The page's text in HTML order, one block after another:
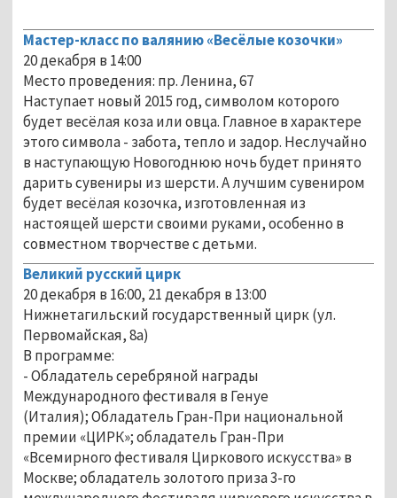
Мастер-класс по валянию «Весёлые козочки»
20 декабря в 14:00
Место проведения: пр. Ленина, 67
Наступает новый 2015 год, символом которого
будет весёлая коза или овца. Главное в характере
этого символа - забота, тепло и задор. Неслучайно
в наступающую Новогоднюю ночь будет принято
дарить сувениры из шерсти. А лучшим сувениром
будет весёлая козочка, изготовленная из
настоящей шерсти своими руками, особенно в
совместном творчестве с детьми.
Великий русский цирк
20 декабря в 16:00, 21 декабря в 13:00
Нижнетагильский государственный цирк (ул.
Первомайская, 8а)
В программе:
- Обладатель серебряной награды
Международного фестиваля в Генуе
(Италия); Обладатель Гран-При национальной
премии «ЦИРК»; обладатель Гран-При
«Всемирного фестиваля Циркового искусства» в
Москве; обладатель золотого приза 3-го